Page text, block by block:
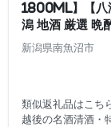
1800ml】【八
潟 地酒 厳選 晩
新潟県南魚沼市
類似返礼品はこ
越後の名酒清酒・